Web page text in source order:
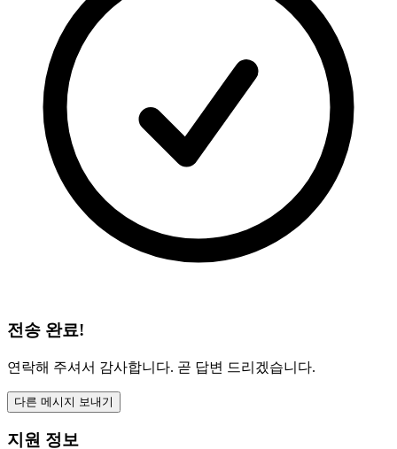
전송 완료!
연락해 주셔서 감사합니다. 곧 답변 드리겠습니다.
다른 메시지 보내기
지원 정보